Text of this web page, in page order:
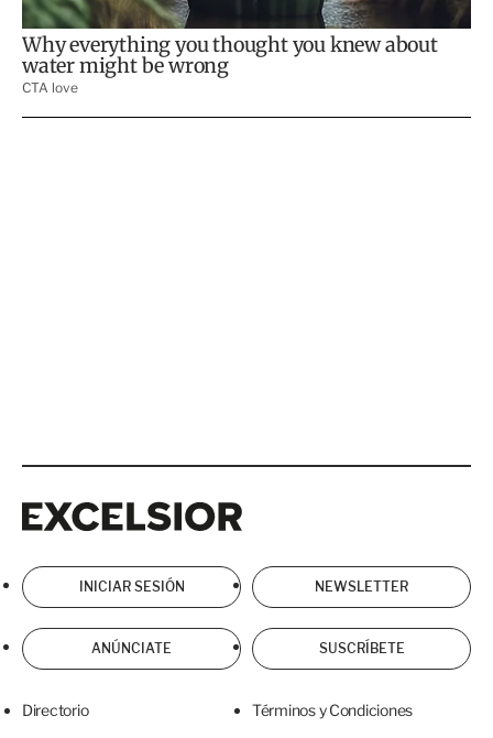
INICIAR SESIÓN NEWSLETTER
ANÚNCIATE SUSCRÍBETE
Directorio Términos y Condiciones